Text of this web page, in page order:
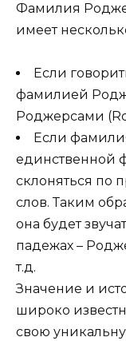
Фамилия
имеет
Если
фамилией
Роджерсами
Если
единственной
склоняться по
слов. Таким
она будет
падежах –
т.д.
Значение и
широко
свою